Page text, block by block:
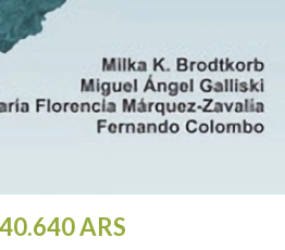
ARS